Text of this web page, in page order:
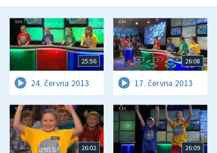
25:56
24. června 2013
26:08
17. června 2013
26:02 26:09